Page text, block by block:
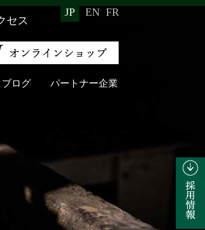
EN FR
JP
ブログ パートナー企業
セス